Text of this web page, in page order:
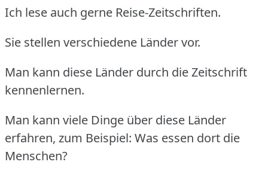
Ich lese auch gerne Reise-Zeitschriften.
Sie stellen verschiedene Länder vor.
Man kann diese Länder durch die Zeitschrift
kennenlernen.
Man kann viele Dinge über diese Länder
erfahren, zum Beispiel: Was essen dort die
Menschen?